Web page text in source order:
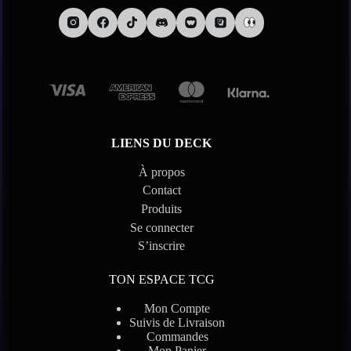
LIENS DU DECK
À propos
Contact
Produits
Se connecter
S’inscrire
TON ESPACE TCG
Mon Compte
Suivis de Livraison
Commandes